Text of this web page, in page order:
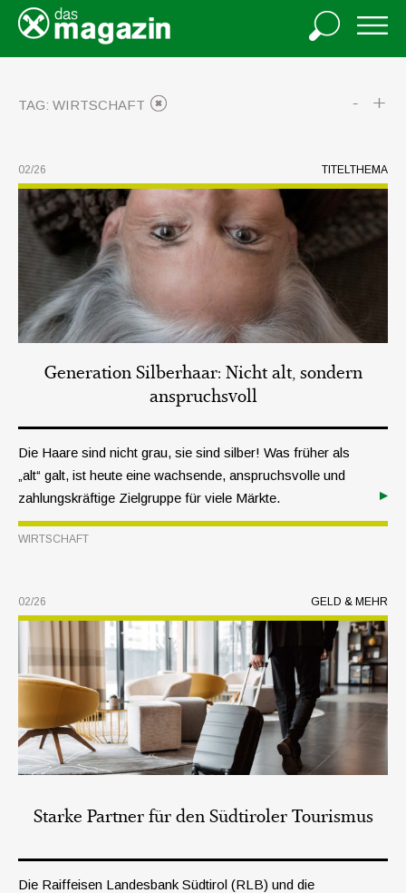
- +
TAG: WIRTSCHAFT
TITELTHEMA
02/26
Generation Silberhaar: Nicht alt, sondern
anspruchsvoll
Die Haare sind nicht grau, sie sind silber! Was früher als
„alt“ galt, ist heute eine wachsende, anspruchsvolle und
zahlungskräftige Zielgruppe für viele Märkte.
WIRTSCHAFT
GELD & MEHR
02/26
Starke Partner für den Südtiroler Tourismus
Die Raiffeisen Landesbank Südtirol (RLB) und die